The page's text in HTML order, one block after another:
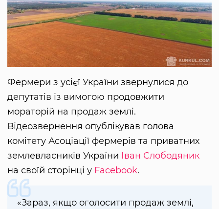
Фермери з усієї України звернулися до
депутатів із вимогою продовжити
мораторій на продаж землі.
Відеозвернення опублікував голова
комітету Асоціації фермерів та приватних
землевласників України Іван Слободяник
на своїй сторінці у Facebook.
«Зараз, якщо оголосити продаж землі,